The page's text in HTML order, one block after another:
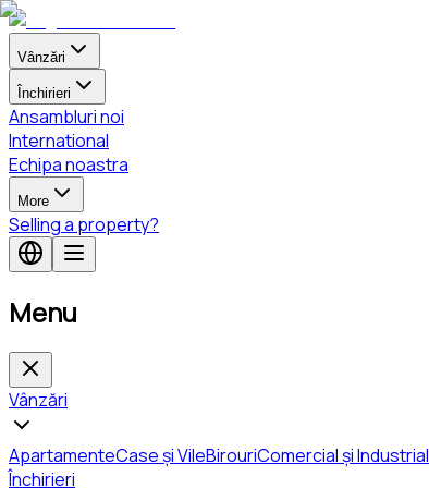
Vânzări
Închirieri
Ansambluri noi
International
Echipa noastra
More
Selling a property?
Menu
Vânzări
ApartamenteCase și VileBirouriComercial și Industrial
Închirieri